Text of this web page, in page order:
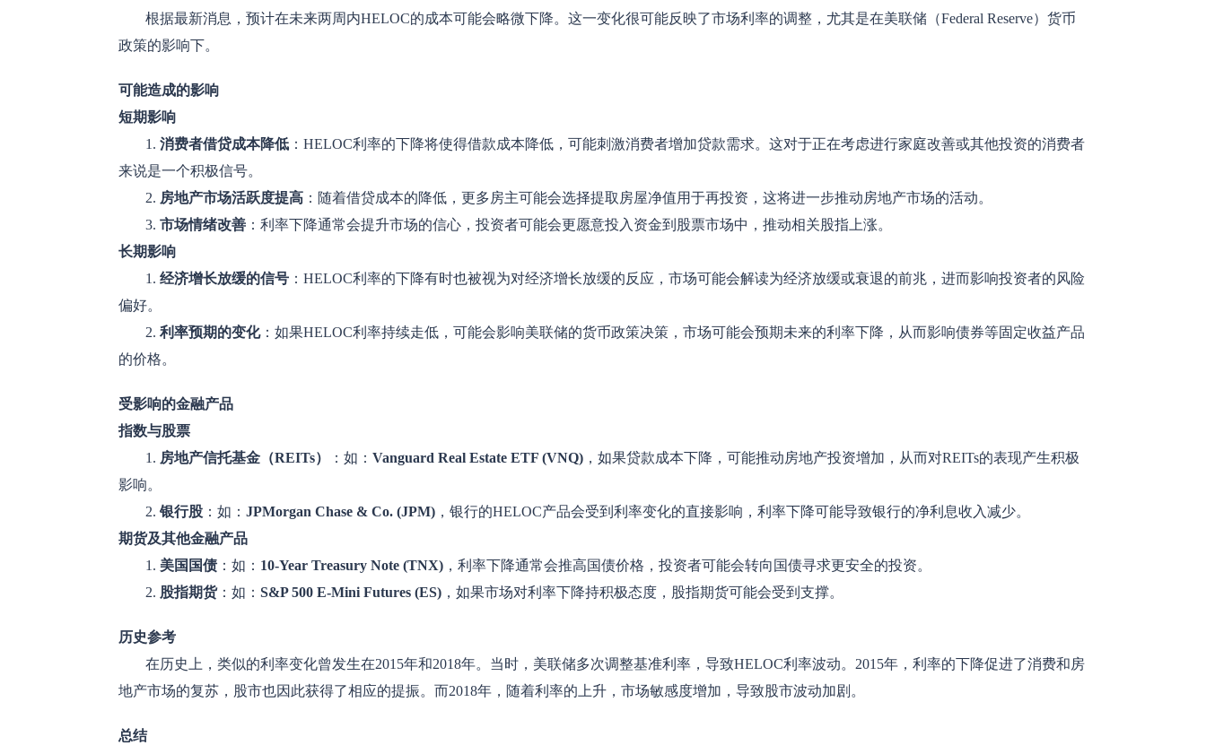
根据最新消息，预计在未来两周内HELOC的成本可能会略微下降。这一变化很可能反映了市场利率的调整，尤其是在美联储（Federal Reserve）货币
政策的影响下。
可能造成的影响
短期影响
1. 消费者借贷成本降低 ：HELOC利率的下降将使得借款成本降低，可能刺激消费者增加贷款需求。这对于正在考虑进行家庭改善或其他投资的消费者
来说是一个积极信号。
2. 房地产市场活跃度提高 ：随着借贷成本的降低，更多房主可能会选择提取房屋净值用于再投资，这将进一步推动房地产市场的活动。
3. 市场情绪改善 ：利率下降通常会提升市场的信心，投资者可能会更愿意投入资金到股票市场中，推动相关股指上涨。
长期影响
1. 经济增长放缓的信号 ：HELOC利率的下降有时也被视为对经济增长放缓的反应，市场可能会解读为经济放缓或衰退的前兆，进而影响投资者的风险
偏好。
2. 利率预期的变化：如果HELOC利率持续走低，可能会影响美联储的货币政策决策，市场可能会预期未来的利率下降，从而影响债券等固定收益产品
的价格。
受影响的金融产品
指数与股票
1. 房地产信托基金（REITs） ：如： Vanguard Real Estate ETF (VNQ) ，如果贷款成本下降，可能推动房地产投资增加，从而对REITs的表现产生积极
影响。
2. 银行股 ：如： JPMorgan Chase & Co. (JPM) ，银行的HELOC产品会受到利率变化的直接影响，利率下降可能导致银行的净利息收入减少。
期货及其他金融产品
1. 美国国债 ：如： 10-Year Treasury Note (TNX) ，利率下降通常会推高国债价格，投资者可能会转向国债寻求更安全的投资。
2. 股指期货：如： S&P 500 E-Mini Futures (ES) ，如果市场对利率下降持积极态度，股指期货可能会受到支撑。
历史参考
在历史上，类似的利率变化曾发生在2015年和2018年。当时，美联储多次调整基准利率，导致HELOC利率波动。2015年，利率的下降促进了消费和房
地产市场的复苏，股市也因此获得了相应的提振。而2018年，随着利率的上升，市场敏感度增加，导致股市波动加剧。
总结